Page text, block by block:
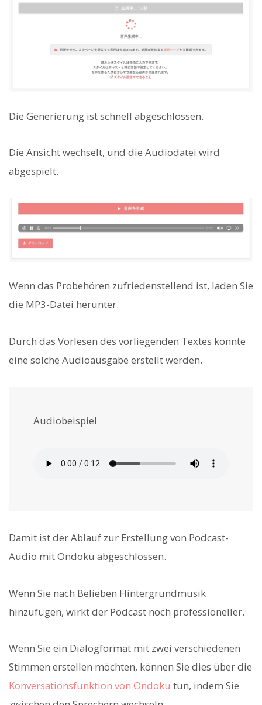
Die Generierung ist schnell abgeschlossen.
Die Ansicht wechselt, und die Audiodatei wird
abgespielt.
Wenn das Probehören zufriedenstellend ist, laden Sie
die MP3-Datei herunter.
Durch das Vorlesen des vorliegenden Textes konnte
eine solche Audioausgabe erstellt werden.
Audiobeispiel
Damit ist der Ablauf zur Erstellung von Podcast-
Audio mit Ondoku abgeschlossen.
Wenn Sie nach Belieben Hintergrundmusik
hinzufügen, wirkt der Podcast noch professioneller.
Wenn Sie ein Dialogformat mit zwei verschiedenen
Stimmen erstellen möchten, können Sie dies über die
Konversationsfunktion von Ondoku tun, indem Sie